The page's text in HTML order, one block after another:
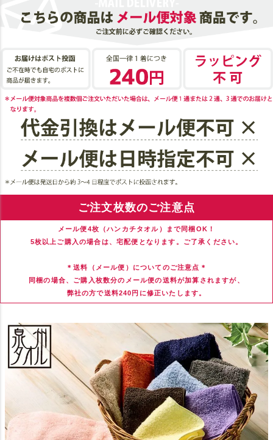
ご注文枚数のご注意点
メール便4枚（ハンカチタオル）まで同梱OK！
5枚以上ご購入の場合は、宅配便となります。ご了承ください。
＊送料（メール便）についてのご注意点＊
同梱の場合、ご購入枚数分のメール便の送料が加算されますが、
弊社の方で送料240円に修正いたします。